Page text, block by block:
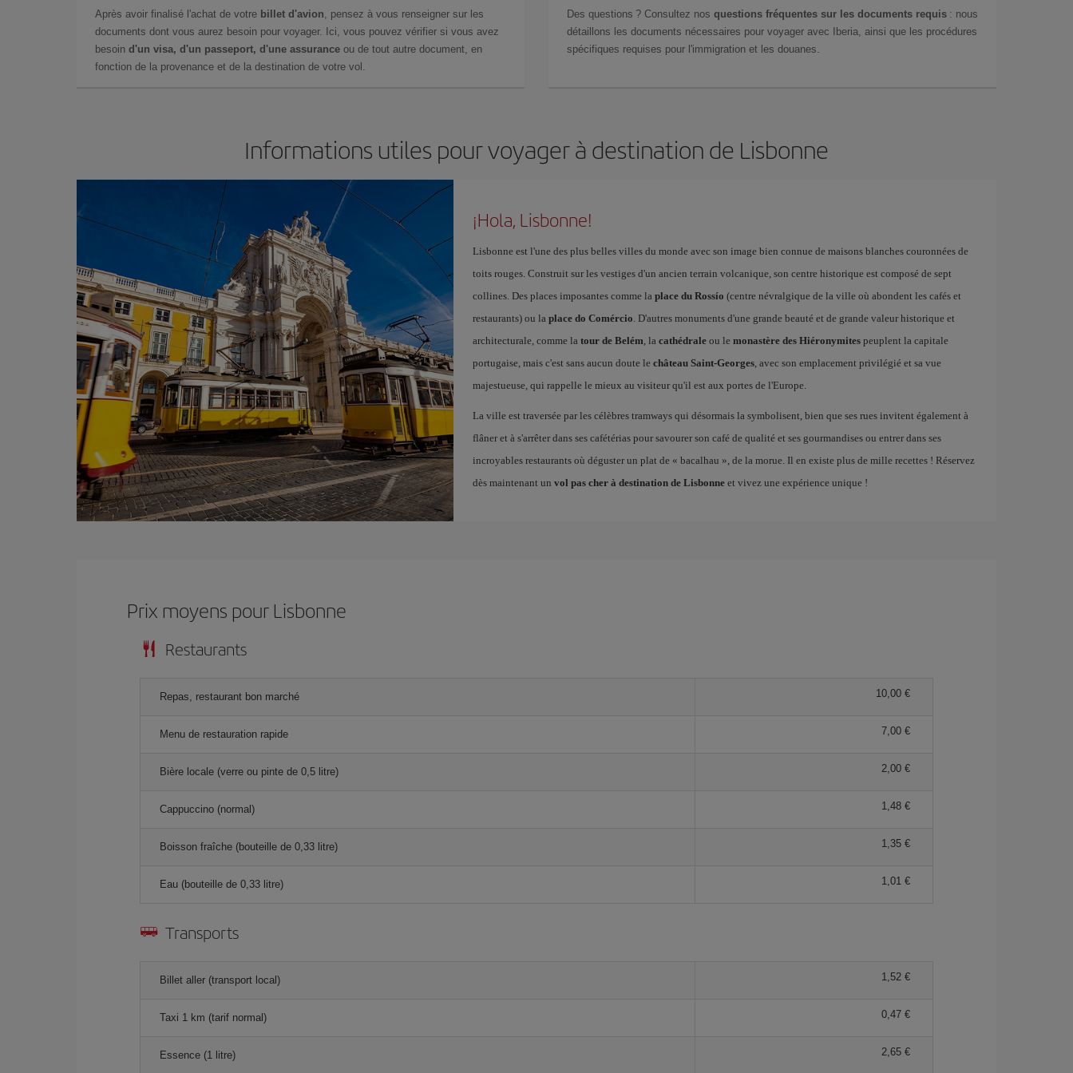
Après avoir finalisé l'achat de votre billet d'avion , pensez à vous renseigner sur les
documents dont vous aurez besoin pour voyager. Ici, vous pouvez vérifier si vous avez
besoin d'un visa, d'un passeport, d'une assurance ou de tout autre document, en
fonction de la provenance et de la destination de votre vol.
Des questions ? Consultez nos questions fréquentes sur les documents requis : nous
détaillons les documents nécessaires pour voyager avec Iberia, ainsi que les procédures
spécifiques requises pour l'immigration et les douanes.
Informations utiles pour voyager à destination de Lisbonne
¡Hola, Lisbonne!
Lisbonne est l'une des plus belles villes du monde avec son image bien connue de maisons blanches couronnées de
toits rouges. Construit sur les vestiges d'un ancien terrain volcanique, son centre historique est composé de sept
collines. Des places imposantes comme la place du Rossío (centre névralgique de la ville où abondent les cafés et
restaurants) ou la place do Comércio . D'autres monuments d'une grande beauté et de grande valeur historique et
architecturale, comme la tour de Belém , la cathédraleou le monastère des Hiéronymitespeuplent la capitale
portugaise, mais c'est sans aucun doute le château Saint-Georges, avec son emplacement privilégié et sa vue
majestueuse, qui rappelle le mieux au visiteur qu'il est aux portes de l'Europe.
La ville est traversée par les célèbres tramways qui désormais la symbolisent, bien que ses rues invitent également à
flâner et à s'arrêter dans ses cafétérias pour savourer son café de qualité et ses gourmandises ou entrer dans ses
incroyables restaurants où déguster un plat de « bacalhau », de la morue. Il en existe plus de mille recettes ! Réservez
dès maintenant un vol pas cher à destination de Lisbonneet vivez une expérience unique !
Prix ​​moyens pour Lisbonne
Restaurants
Repas, restaurant bon marché 10,00 €
Menu de restauration rapide 7,00 €
Bière locale (verre ou pinte de 0,5 litre) 2,00 €
Cappuccino (normal) 1,48 €
Boisson fraîche (bouteille de 0,33 litre) 1,35 €
Eau (bouteille de 0,33 litre) 1,01 €
Transports
Billet aller (transport local) 1,52 €
Taxi 1 km (tarif normal) 0,47 €
Essence (1 litre) 2,65 €